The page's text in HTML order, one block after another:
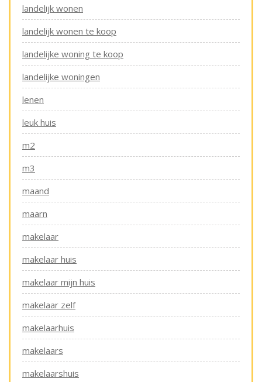
landelijk wonen
landelijk wonen te koop
landelijke woning te koop
landelijke woningen
lenen
leuk huis
m2
m3
maand
maarn
makelaar
makelaar huis
makelaar mijn huis
makelaar zelf
makelaarhuis
makelaars
makelaarshuis